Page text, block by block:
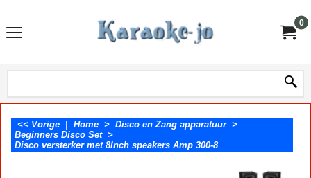
0
<< Vorige Home > Disco en Zang apparatuur>
Beginners Disco Set>
Disco versterker met 8Inch speakers Amp 300-8